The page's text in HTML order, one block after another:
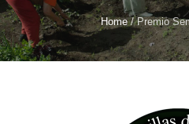
Home /Premio